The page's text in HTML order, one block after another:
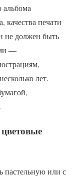
качества печати
не должен быть
—
лет.
пастельную или с